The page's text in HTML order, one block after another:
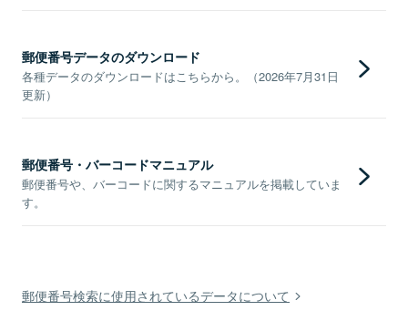
郵便番号データのダウンロード
各種データのダウンロードはこちらから。（2026年7月31日
更新）
郵便番号・バーコードマニュアル
郵便番号や、バーコードに関するマニュアルを掲載していま
す。
郵便番号検索に使用されているデータについて